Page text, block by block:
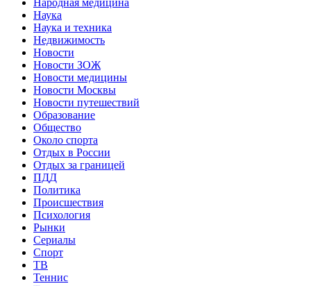
Наука
Наука и техника
Недвижимость
Новости
Новости ЗОЖ
Новости медицины
Новости Москвы
Новости путешествий
Образование
Общество
Около спорта
Отдых в России
Отдых за границей
ПДД
Политика
Происшествия
Психология
Рынки
Сериалы
Спорт
ТВ
Теннис